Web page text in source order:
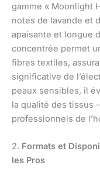
gamme « Moonlight
notes de lavande et
apaisante et longue
concentrée permet
fibres textiles,
significative de
peaux sensibles, il
la qualité des tissus
professionnels de
2. Formats et
les Pros